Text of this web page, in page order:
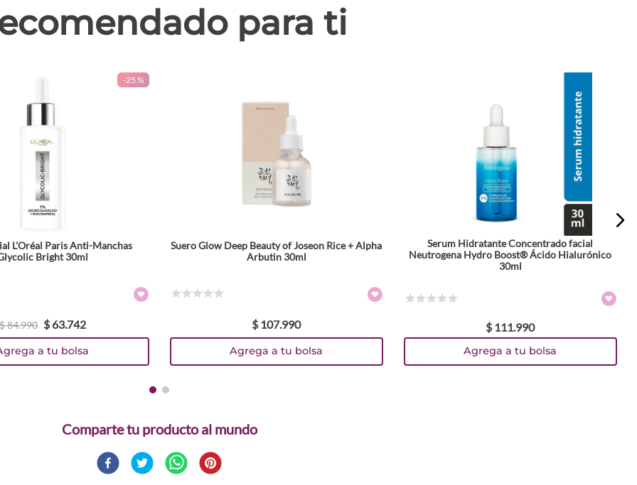
para ti
-25 %
L'Oréal Paris Anti-Manchas
Bright 30ml
84.990 $ 63.742
a tu bolsa
Suero Glow Deep Beauty of Joseon Rice + Alpha
Arbutin 30ml
$ 107.990
Agrega a tu bolsa
Serum Hidratante Concentrado facial
Neutrogena Hydro Boost® Ácido Hialurónico
30ml
$ 111.990
Agrega a tu bolsa
Comparte